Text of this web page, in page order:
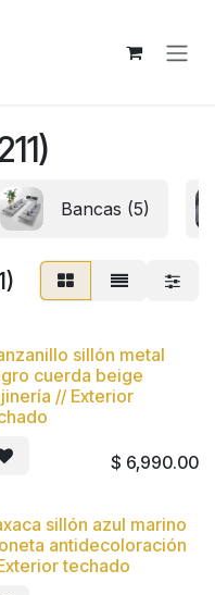
Bancas (5)
sillón metal
cuerda beige
// Exterior
$ 6,990.00
sillón azul marino
antidecoloración
techado